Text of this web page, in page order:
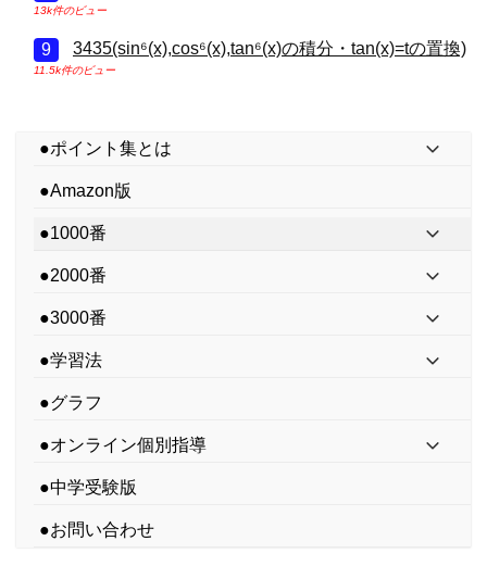
13k件のビュー
3435(sin⁶(x),cos⁶(x),tan⁶(x)の積分・tan(x)=tの置換)
11.5k件のビュー
●ポイント集とは
●Amazon版
●1000番
●2000番
●3000番
●学習法
●グラフ
●オンライン個別指導
●中学受験版
●お問い合わせ